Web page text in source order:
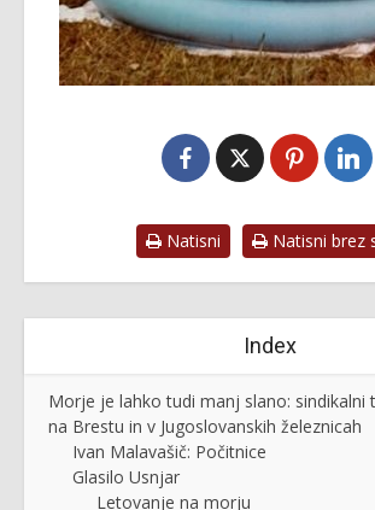
Natisni Natisni brez
Index
Morje je lahko tudi manj slano: sindikalni
na Brestu in v Jugoslovanskih železnicah
Ivan Malavašič: Počitnice
Glasilo Usnjar
Letovanje na morju